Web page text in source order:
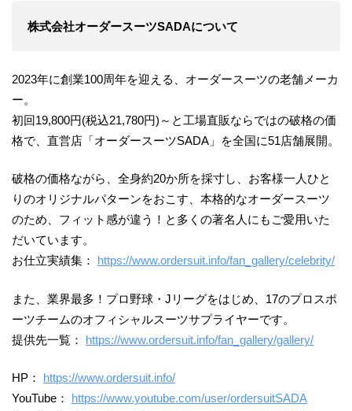
株式会社オーダースーツSADAについて
2023年に創業100周年を迎える、オーダースーツの老舗メーカ
ー。
初回19,800円(税込21,780円)～と工場直販ならではの破格の価
格で、直営店「オーダースーツSADA」を全国に51店舗展開。
破格の価格ながら、全身約20か所を採寸し、お客様一人ひと
りのオリジナルパターンをおこす、本格的なオーダースーツ
のため、フィット感が違う！と多くの著名人にもご愛用いた
だいています。
お仕立実績集： https://www.ordersuit.info/fan_gallery/celebrity/
また、業界最多！プロ野球・Jリーグをはじめ、17のプロスポ
ーツチームのオフィシャルスーツサプライヤーです。
提供先一覧： https://www.ordersuit.info/fan_gallery/gallery/
HP： https://www.ordersuit.info/
YouTube： https://www.youtube.com/user/ordersuitSADA